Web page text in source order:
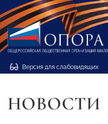
Версия для слабовидящих
НОВОСТИ